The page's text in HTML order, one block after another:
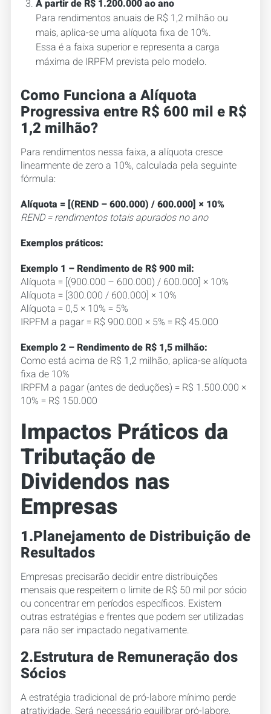
A partir de R$ 1.200.000 ao ano
Para rendimentos anuais de R$ 1,2 milhão ou
mais, aplica-se uma alíquota fixa de 10%.
Essa é a faixa superior e representa a carga
máxima de IRPFM prevista pelo modelo.
Como Funciona a Alíquota
Progressiva entre R$ 600 mil e R$
1,2 milhão?
Para rendimentos nessa faixa, a alíquota cresce
linearmente de zero a 10%, calculada pela seguinte
fórmula:
Alíquota = [(REND – 600.000) / 600.000] × 10%
REND = rendimentos totais apurados no ano
Exemplos práticos:
Exemplo 1 – Rendimento de R$ 900 mil:
Alíquota = [(900.000 – 600.000) / 600.000] × 10%
Alíquota = [300.000 / 600.000] × 10%
Alíquota = 0,5 × 10% = 5%
IRPFM a pagar = R$ 900.000 × 5% = R$ 45.000
Exemplo 2 – Rendimento de R$ 1,5 milhão:
Como está acima de R$ 1,2 milhão, aplica-se alíquota
fixa de 10%
IRPFM a pagar (antes de deduções) = R$ 1.500.000 ×
10% = R$ 150.000
Impactos Práticos da
Tributação de
Dividendos nas
Empresas
1.Planejamento de Distribuição de
Resultados
Empresas precisarão decidir entre distribuições
mensais que respeitem o limite de R$ 50 mil por sócio
ou concentrar em períodos específicos. Existem
outras estratégias e frentes que podem ser utilizadas
para não ser impactado negativamente.
2.Estrutura de Remuneração dos
Sócios
A estratégia tradicional de pró-labore mínimo perde
atratividade. Será necessário equilibrar pró-labore,